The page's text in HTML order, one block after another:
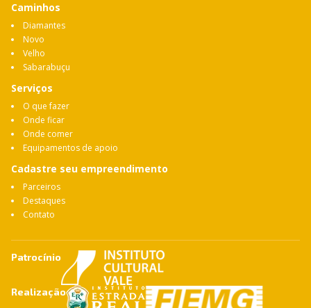
Caminhos
Diamantes
Novo
Velho
Sabarabuçu
Serviços
O que fazer
Onde ficar
Onde comer
Equipamentos de apoio
Cadastre seu empreendimento
Parceiros
Destaques
Contato
Patrocínio
Realização